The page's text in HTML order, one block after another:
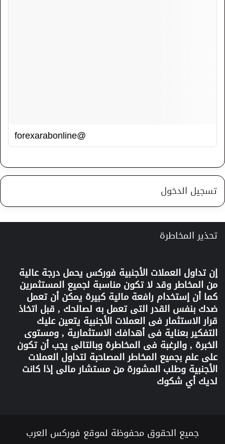
@forexarabonline
تسجيل الدخول
تحذير المخاطرة
إن تداول العملات الأجنبية فوركس يحمل درجة عالية
من المخاطر وقد لا تكون مناسبة لجميع المستثمرين
كما أن إستخدام رافعة مالية كبيرة يمكن أن تعمل
ضدك بنفس القدر التى تعمل به لصالحك , قبل اتخاذ
قرار الاستثمار فى العملات الأجنبية يتعين عليك
التفكير بعناية فى أهدافك الاستثمارية , ومستوى
الخبرة , والرغبة فى المخاطرة وبالتالى يجب أن تكون
على علم بجميع المخاطر المصاحبة لتداول العملات
الأجنبية وطلب المشورة من مستشار مالى إذا كانت
لديك أي شكوك
جميع الحقوق محفوظة لموقع فوركس العرب